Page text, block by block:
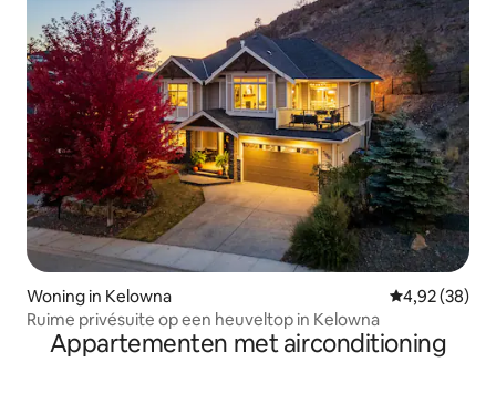
Woning in Kelowna Gemiddelde
4,92 (38)
Ruime privésuite op een heuveltop in Kelowna
Appartementen met airconditioning